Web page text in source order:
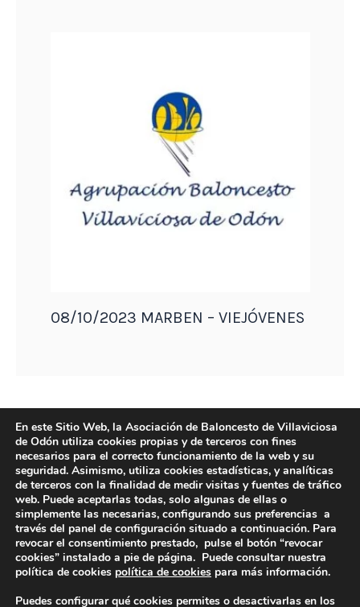
08/10/2023 MARBEN – VIEJÓVENES
DIRECCIÓN
Camino de Sacedón 15
Villaviciosa de Odón (Madrid)
En este Sitio Web, la Asociación de Baloncesto de Villaviciosa
de Odón utiliza cookies propias y de terceros con fines
necesarios para el correcto funcionamiento de la web y su
seguridad. Asimismo, utiliza cookies estadísticas, y analíticas
de terceros con la finalidad de medir visitas y fuentes de tráfico
web. Puede aceptarlas todas, solo algunas de ellas o
simplemente las necesarias, configurando sus preferencias a
través del panel de configuración situado a continuación. Para
revocar el consentimiento prestado, pulse el botón “revocar
cookies” instalado a pie de página. Puede consultar nuestra
política de cookies política de cookies para más información.
Puedes configurar qué cookies permites o desactivarlas en los